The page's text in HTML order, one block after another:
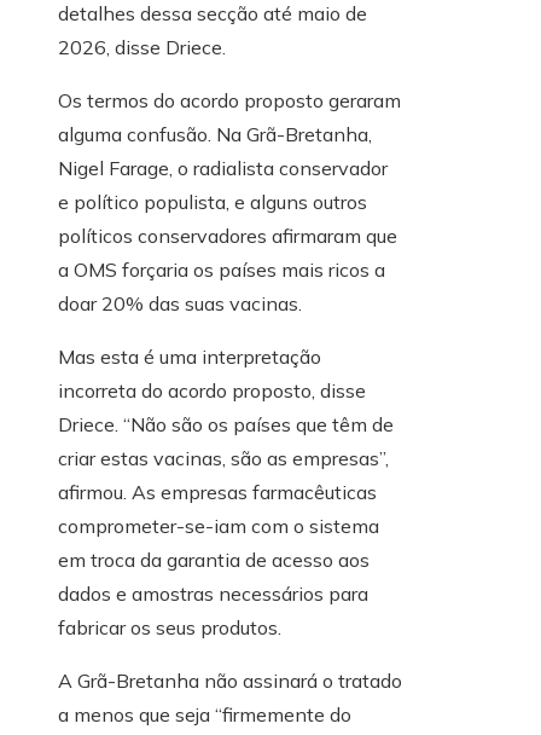
detalhes dessa secção até maio de
2026, disse Driece.
Os termos do acordo proposto geraram
alguma confusão. Na Grã-Bretanha,
Nigel Farage, o radialista conservador
e político populista, e alguns outros
políticos conservadores afirmaram que
a OMS forçaria os países mais ricos a
doar 20% das suas vacinas.
Mas esta é uma interpretação
incorreta do acordo proposto, disse
Driece. “Não são os países que têm de
criar estas vacinas, são as empresas”,
afirmou. As empresas farmacêuticas
comprometer-se-iam com o sistema
em troca da garantia de acesso aos
dados e amostras necessários para
fabricar os seus produtos.
A Grã-Bretanha não assinará o tratado
a menos que seja “firmemente do